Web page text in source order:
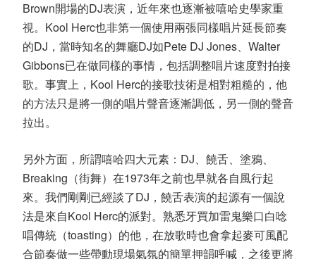
Brown開場的DJ表演，近年來也逐漸被嘻哈史學家重
視。Kool Herc也非第一個使用兩張同樣唱片延長節奏
的DJ，當時知名的舞廳DJ如Pete DJ Jones、Walter
Gibbons已在做同樣的事情，包括調整唱片速度對拍接
歌。事實上，Kool Herc的接歌技術是相對粗糙的，他
的方法只是將一側的唱片聲音逐漸調低，另一側的聲音
拉出。
另外方面，所謂嘻哈四大元素：DJ、饒舌、塗鴉、
Breaking（街舞）在1973年之前也早就各自風行起
來。我們剛剛已經談了DJ，饒舌表演的起源有一個說
法是來自Kool Herc的派對。熟悉牙買加雷鬼樂口白唸
唱傳統（toasting）的他，在放歌時也會拿起麥可風配
合節奏做一些帶動現場氣氛的簡單押韻呼喊，之後更將